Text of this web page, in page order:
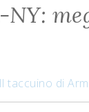
NY:
taccuino di